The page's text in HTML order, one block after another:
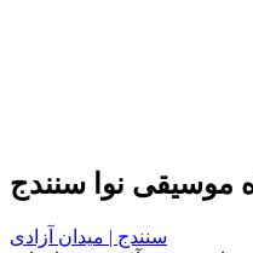
موسیقی نوا سنندج
سنندج | میدان آزادی